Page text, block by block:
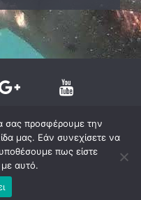
larissa-beach.gr
σας προσφέρουμε την
μας. Εάν συνεχίσετε να
πως είστε
με αυτό.